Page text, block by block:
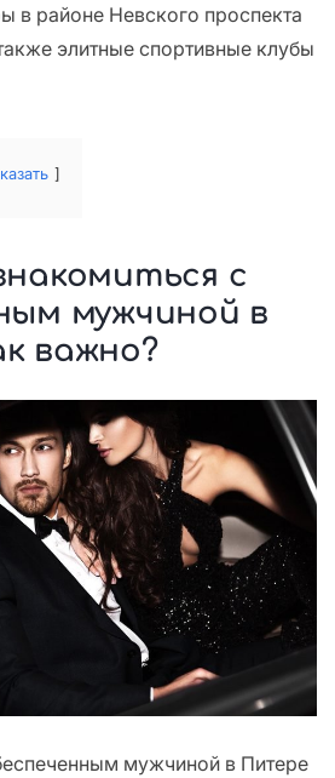
в районе Невского проспекта
элитные спортивные клубы
с
мужчиной в
важно?
мужчиной в Питере